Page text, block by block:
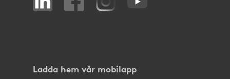
Ladda hem vår mobilapp